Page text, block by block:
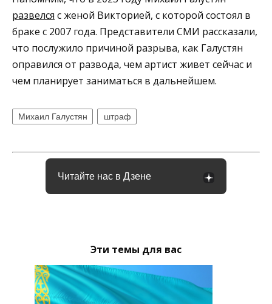
развелся с женой Викторией, с которой состоял в
браке с 2007 года. Представители СМИ рассказали,
что послужило причиной разрыва, как Галустян
оправился от развода, чем артист живет сейчас и
чем планирует заниматься в дальнейшем.
Михаил Галустян штраф
Читайте нас в Дзене
Эти темы для вас